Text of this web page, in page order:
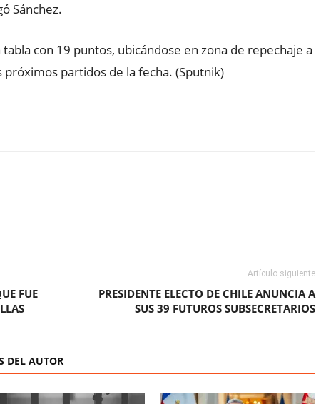
Sánchez.
con 19 puntos, ubicándose en zona de repechaje a
partidos de la fecha. (Sputnik)
FUE
Artículo siguiente
PRESIDENTE ELECTO DE CHILE ANUNCIA A
SUS 39 FUTUROS SUBSECRETARIOS
DEL AUTOR